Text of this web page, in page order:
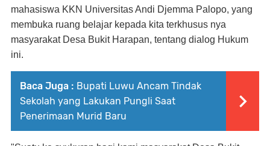
mahasiswa KKN Universitas Andi Djemma Palopo, yang
membuka ruang belajar kepada kita terkhusus nya
masyarakat Desa Bukit Harapan, tentang dialog Hukum
ini.
Baca Juga : Bupati Luwu Ancam Tindak
Sekolah yang Lakukan Pungli Saat
Penerimaan Murid Baru